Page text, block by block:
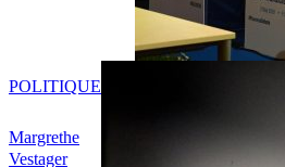
Margrethe
Vestager
POLITIQUE